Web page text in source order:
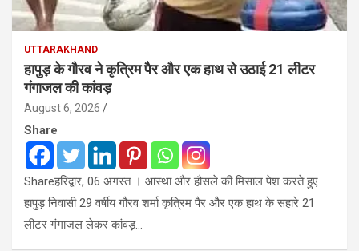
UTTARAKHAND
हापुड़ के गौरव ने कृत्रिम पैर और एक हाथ से उठाई 21 लीटर
गंगाजल की कांवड़
August 6, 2026
Share
Shareहरिद्वार, 06 अगस्त । आस्था और हौसले की मिसाल पेश करते हुए
हापुड़ निवासी 29 वर्षीय गौरव शर्मा कृत्रिम पैर और एक हाथ के सहारे 21
लीटर गंगाजल लेकर कांवड़…